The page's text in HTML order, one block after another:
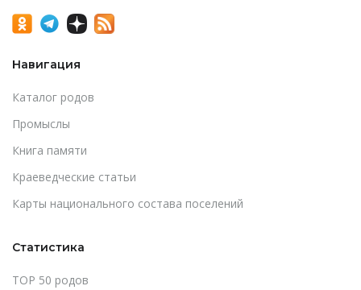
Навигация
Каталог родов
Промыслы
Книга памяти
Краеведческие статьи
Карты национального состава поселений
Статистика
TOP 50 родов